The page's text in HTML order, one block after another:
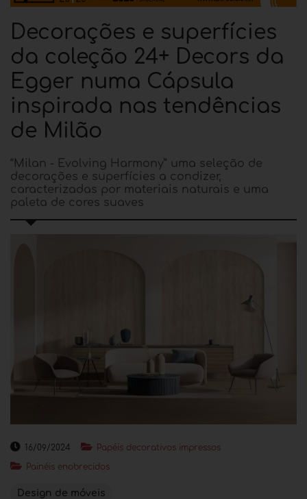
Decorações e superfícies
da coleção 24+ Decors da
Egger numa Cápsula
inspirada nas tendências
de Milão
“Milan - Evolving Harmony” uma seleção de
decorações e superfícies a condizer,
caracterizadas por materiais naturais e uma
paleta de cores suaves
16/09/2024
Papéis decorativos impressos
Painéis enobrecidos
Design de móveis